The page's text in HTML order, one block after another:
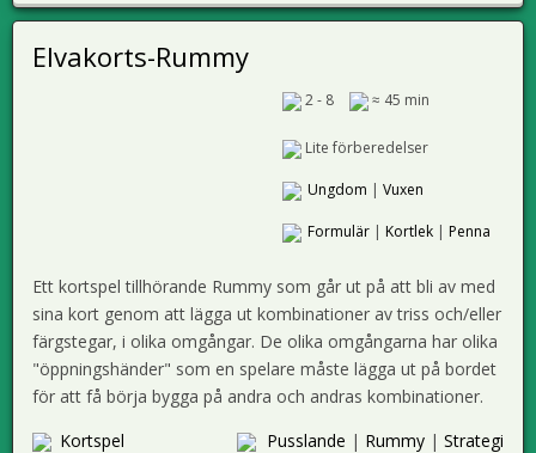
Elvakorts-Rummy
2 - 8 ≈ 45 min
Lite förberedelser
Ungdom | Vuxen
Formulär| Kortlek| Penna
Ett kortspel tillhörande Rummy som går ut på att bli av med
sina kort genom att lägga ut kombinationer av triss och/eller
färgstegar, i olika omgångar. De olika omgångarna har olika
"öppningshänder" som en spelare måste lägga ut på bordet
för att få börja bygga på andra och andras kombinationer.
Kortspel
Pusslande | Rummy | Strategi